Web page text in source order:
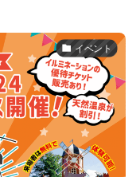
イベント